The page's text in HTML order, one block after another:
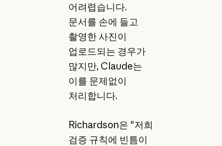
어려렵습니다.
문서를 손에 들고
촬영한 사진이
업로드되는 경우가
많지만, Claude는
이를 문제없이
처리합니다.
Richardson은 "저희
검증 규칙에 빈틈이